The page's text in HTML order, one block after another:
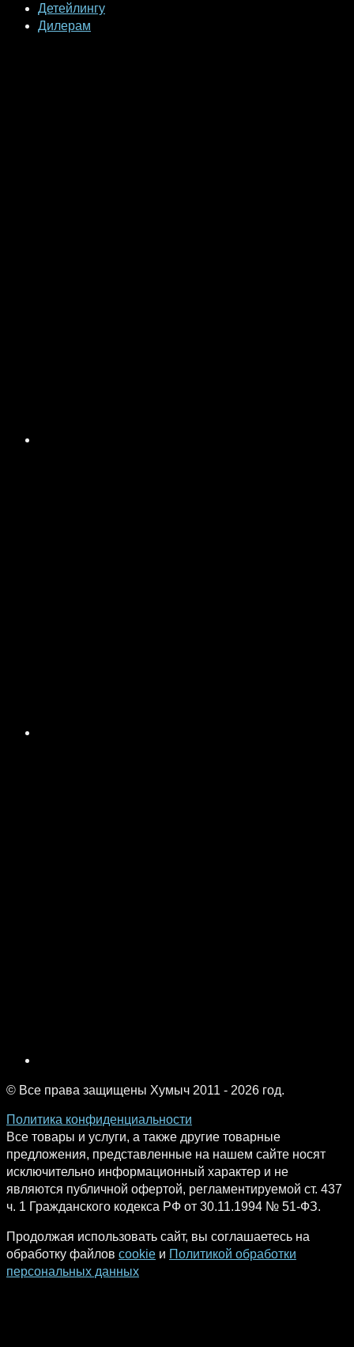
Детейлингу
Дилерам
© Все права защищены Хумыч 2011 - 2026 год.
Политика конфиденциальности
Все товары и услуги, а также другие товарные
предложения, представленные на нашем сайте носят
исключительно информационный характер и не
являются публичной офертой, регламентируемой ст. 437
ч. 1 Гражданского кодекса РФ от 30.11.1994 № 51-ФЗ.
Продолжая использовать сайт, вы соглашаетесь на
обработку файлов cookie и Политикой обработки
персональных данных